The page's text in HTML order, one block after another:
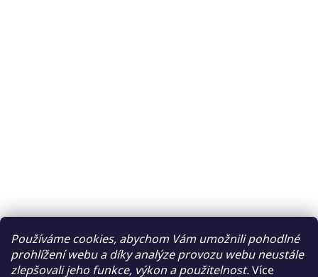
Používáme cookies, abychom Vám umožnili pohodlné
prohlížení webu a díky analýze provozu webu neustále
zlepšovali jeho funkce, výkon a použitelnost.Více